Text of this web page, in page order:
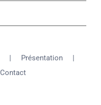
Présentation
Contact